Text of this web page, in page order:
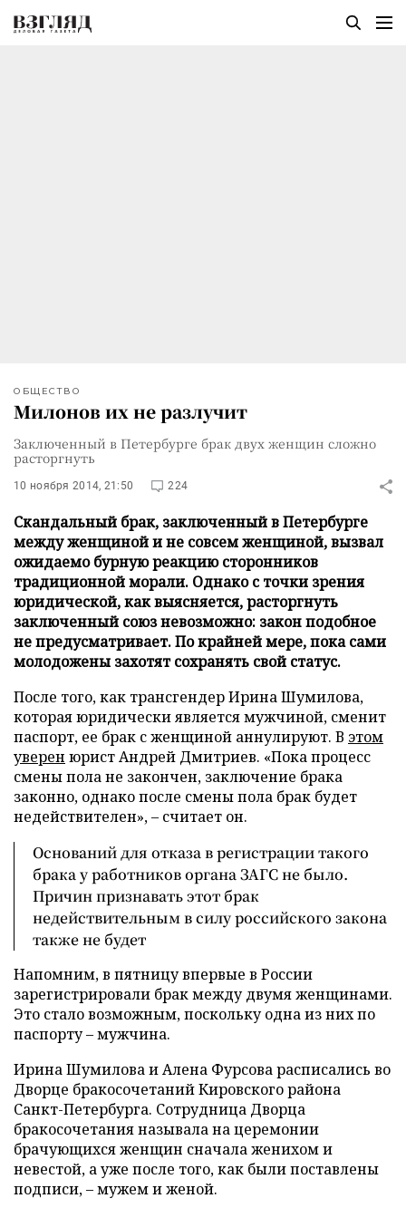
ОБЩЕСТВО
Милонов их не разлучит
Заключенный в Петербурге брак двух женщин сложно
расторгнуть
10 ноября 2014, 21:50 224
Скандальный брак, заключенный в Петербурге
между женщиной и не совсем женщиной, вызвал
ожидаемо бурную реакцию сторонников
традиционной морали. Однако с точки зрения
юридической, как выясняется, расторгнуть
заключенный союз невозможно: закон подобное
не предусматривает. По крайней мере, пока сами
молодожены захотят сохранять свой статус.
После того, как трансгендер Ирина Шумилова,
которая юридически является мужчиной, сменит
паспорт, ее брак с женщиной аннулируют. В этом
уверен юрист Андрей Дмитриев. «Пока процесс
смены пола не закончен, заключение брака
законно, однако после смены пола брак будет
недействителен», – считает он.
Оснований для отказа в регистрации такого
брака у работников органа ЗАГС не было.
Причин признавать этот брак
недействительным в силу российского закона
также не будет
Напомним, в пятницу впервые в России
зарегистрировали брак между двумя женщинами.
Это стало возможным, поскольку одна из них по
паспорту – мужчина.
Ирина Шумилова и Алена Фурсова расписались во
Дворце бракосочетаний Кировского района
Санкт-Петербурга. Сотрудница Дворца
бракосочетания называла на церемонии
брачующихся женщин сначала женихом и
невестой, а уже после того, как были поставлены
подписи, – мужем и женой.